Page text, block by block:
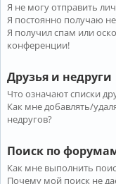
Я не могу отправить
Я постоянно получаю
Я получил спам или
конференции!
Друзья и недруги
Что означают списки
Как мне добавлять/
недругов?
Поиск по
Как мне выполнить
Почему мой поиск не